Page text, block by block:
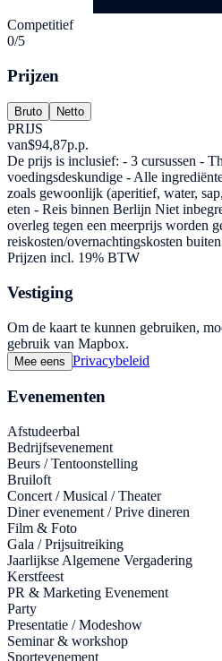
Competitief
0/5
Prijzen
Bruto Netto
PRIJS
van$94,87p.p.
De prijs is inclusief: - 3 cursussen -
voedingsdeskundige - Alle
zoals gewoonlijk (aperitief, water,
eten - Reis binnen Berlijn Niet
overleg tegen een meerprijs worden
reiskosten/overnachtingskosten
Prijzen incl. 19% BTW
Vestiging
Om de kaart te kunnen gebruiken,
gebruik van Mapbox.
Mee eens Privacybeleid
Evenementen
Afstudeerbal
Bedrijfsevenement
Beurs / Tentoonstelling
Bruiloft
Concert / Musical / Theater
Diner evenement / Prive dineren
Film & Foto
Gala / Prijsuitreiking
Jaarlijkse Algemene Vergadering
Kerstfeest
PR & Marketing Evenement
Party
Presentatie / Modeshow
Seminar & workshop
Sportevenement